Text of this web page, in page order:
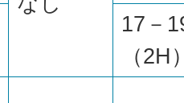
17－
（2H